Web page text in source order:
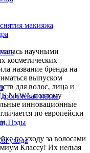
макияжа
маска
Пэды
ухода
научными
косметических
название бренда на
выпуском
для волос, лица и
NEW", поэтому
инновационные
по европейски
по уходу за волосами
Классу! Их нельзя